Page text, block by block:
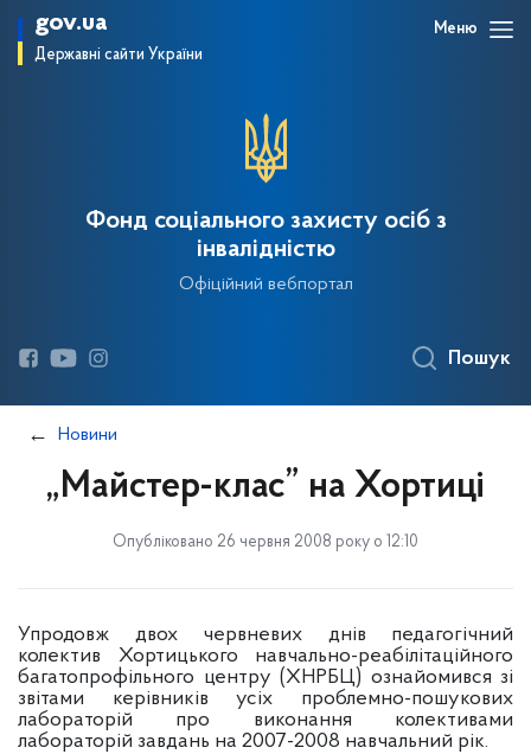
gov.ua
Державні сайти України
Меню
Фонд соціального захисту осіб з
інвалідністю
Офіційний вебпортал
Пошук
Новини
„Майстер-клас” на Хортиці
Опубліковано 26 червня 2008 року о 12:10
Упродовж двох червневих днів педагогічний
колектив Хортицького навчально-реабілітаційного
багатопрофільного центру (ХНРБЦ) ознайомився зі
звітами керівників усіх проблемно-пошукових
лабораторій про виконання колективами
лабораторій завдань на 2007-2008 навчальний рік.